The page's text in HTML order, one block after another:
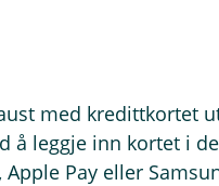
med kredittkortet
å leggje inn kortet i
Pay eller